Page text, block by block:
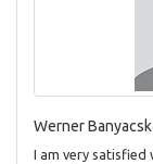
Werner
I am very satisfied